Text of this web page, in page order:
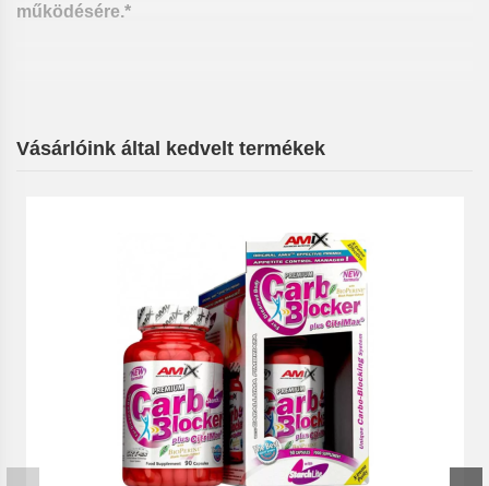
működésére.*
Az elhízás energiatöbblet eredménye, azaz több
A Garcinia cambogia megakadályozza a fel nem
használt energia zsírrá raktározását, ezt egy speciális
enzim blokkolásával éri el. Nemcsak a zsírraktározást
gátolja, hanem az éhségérzetet is szabályozza. Sokan
az állandóan kínzó korgó gyomor, illetve a teltségérzet
hiánya miatt vesznek magukhoz jóval több kalóriát a
kelleténél. Ha helyreáll a szervezet természetes
egyensúlya, akkor észrevétlenül beáll a szükséges
napi kalóriafogyasztás, ezáltal pedig megszűnnek a
súlyproblémák.*
Vásárlóink által kedvelt termékek